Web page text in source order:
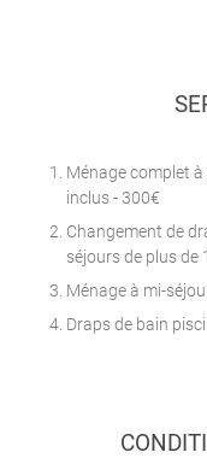
Ménage complet
inclus - 300€
Changement de
séjours de plus de
Ménage à mi-
Draps de bain